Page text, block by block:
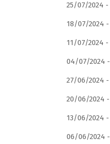
25/07/2024 -
18/07/2024 -
11/07/2024 -
04/07/2024 -
27/06/2024 -
20/06/2024 -
13/06/2024 -
06/06/2024 -